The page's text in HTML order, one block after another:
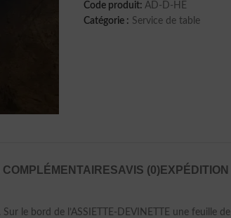
Code produit: AD-D-HE
Catégorie : Service de table
COMPLÉMENTAIRESAVIS (0)
le bord de l’ASSIETTE-DEVINETTE une feuille